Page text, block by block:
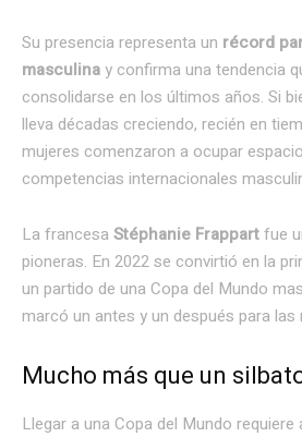
Su presencia representa un récord
masculinay confirma una tendencia
consolidarse en los últimos años. Si
lleva décadas creciendo, recién en
mujeres comenzaron a ocupar
competencias internacionales
La francesa Stéphanie Frappartfue
pioneras. En 2022 se convirtió en la
un partido de una Copa del Mundo
marcó un antes y un después para las
Mucho más que un
Llegar a una Copa del Mundo